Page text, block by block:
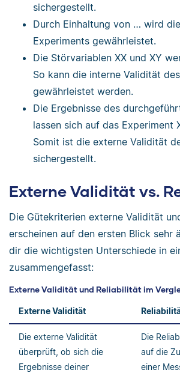
sichergestellt.
Durch Einhaltung von … wird
Experiments gewährleistet.
Die Störvariablen XX und XY
So kann die interne Validität
gewährleistet werden.
Die Ergebnisse des
lassen sich auf das Experiment
Somit ist die externe Validität
sichergestellt.
Externe Validität vs.
Die Gütekriterien externe Validität
erscheinen auf den ersten Blick sehr
dir die wichtigsten Unterschiede in
zusammengefasst:
Externe Validität und Reliabilität im
Externe Validität
Die externe Validität
überprüft, ob sich die
Ergebnisse deiner
Die
auf die
einer